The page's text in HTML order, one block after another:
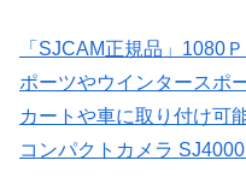
「SJCAM正規品」1080
ポーツやウインタースポ
カートや車に取り付け可
コンパクトカメラ